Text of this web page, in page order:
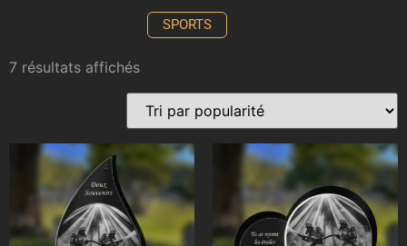
SPORTS
7 résultats affichés